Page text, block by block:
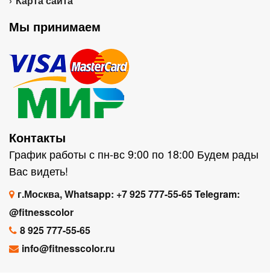
Мы принимаем
Контакты
График работы с пн-вс 9:00 по 18:00 Будем рады
Вас видеть!
г.Москва, Whatsapp: +7 925 777-55-65 Telegram:
@fitnesscolor
8 925 777-55-65
info@fitnesscolor.ru